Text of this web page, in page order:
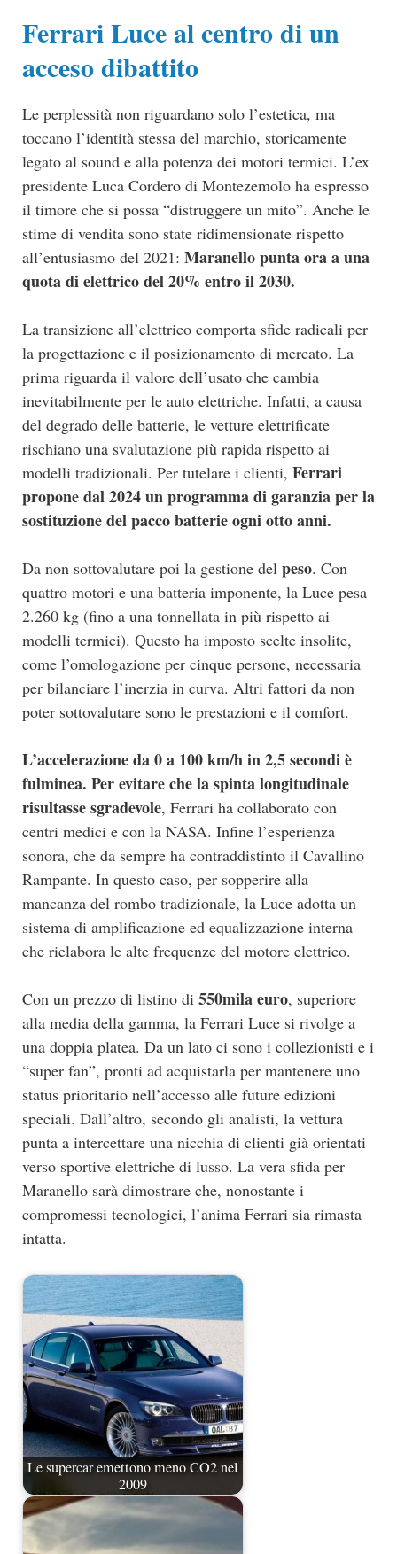
Ferrari Luce al centro di un
acceso dibattito
Le perplessità non riguardano solo l’estetica, ma
toccano l’identità stessa del marchio, storicamente
legato al sound e alla potenza dei motori termici. L’ex
presidente Luca Cordero di Montezemolo ha espresso
il timore che si possa “distruggere un mito”. Anche le
stime di vendita sono state ridimensionate rispetto
all’entusiasmo del 2021: Maranello punta ora a una
quota di elettrico del 20% entro il 2030.
La transizione all’elettrico comporta sfide radicali per
la progettazione e il posizionamento di mercato. La
prima riguarda il valore dell’usato che cambia
inevitabilmente per le auto elettriche. Infatti, a causa
del degrado delle batterie, le vetture elettrificate
rischiano una svalutazione più rapida rispetto ai
modelli tradizionali. Per tutelare i clienti, Ferrari
propone dal 2024 un programma di garanzia per la
sostituzione del pacco batterie ogni otto anni.
Da non sottovalutare poi la gestione del peso. Con
quattro motori e una batteria imponente, la Luce pesa
2.260 kg (fino a una tonnellata in più rispetto ai
modelli termici). Questo ha imposto scelte insolite,
come l’omologazione per cinque persone, necessaria
per bilanciare l’inerzia in curva. Altri fattori da non
poter sottovalutare sono le prestazioni e il comfort.
L’accelerazione da 0 a 100 km/h in 2,5 secondi è
fulminea. Per evitare che la spinta longitudinale
risultasse sgradevole, Ferrari ha collaborato con
centri medici e con la NASA. Infine l’esperienza
sonora, che da sempre ha contraddistinto il Cavallino
Rampante. In questo caso, per sopperire alla
mancanza del rombo tradizionale, la Luce adotta un
sistema di amplificazione ed equalizzazione interna
che rielabora le alte frequenze del motore elettrico.
Con un prezzo di listino di 550mila euro, superiore
alla media della gamma, la Ferrari Luce si rivolge a
una doppia platea. Da un lato ci sono i collezionisti e i
“super fan”, pronti ad acquistarla per mantenere uno
status prioritario nell’accesso alle future edizioni
speciali. Dall’altro, secondo gli analisti, la vettura
punta a intercettare una nicchia di clienti già orientati
verso sportive elettriche di lusso. La vera sfida per
Maranello sarà dimostrare che, nonostante i
compromessi tecnologici, l’anima Ferrari sia rimasta
intatta.
Le supercar emettono meno CO2 nel
2009